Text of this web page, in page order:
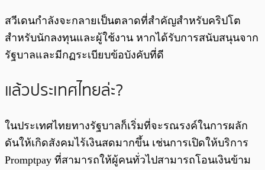
สวีเดนกำลังจะกลายเป็นตลาดที่สำคัญสำหรับคริปโต
สำหรับนักลงทุนและผู้ใช้งาน หากได้รับการสนับสนุนจาก
รัฐบาลและมีกฏระเบียบข้อบังคับที่ดี
แล้วประเทศไทยล่ะ?
ในประเทศไทยทางรัฐบาลก็เริ่มที่จะรณรงค์ในการผลัก
ดันให้เกิดสังคมไร้เงินสดมากขึ้น เช่นการเปิดให้บริการ
Promptpay ที่สามารถให้ผู้คนทั่วไปสามารถโอนเงินข้าม